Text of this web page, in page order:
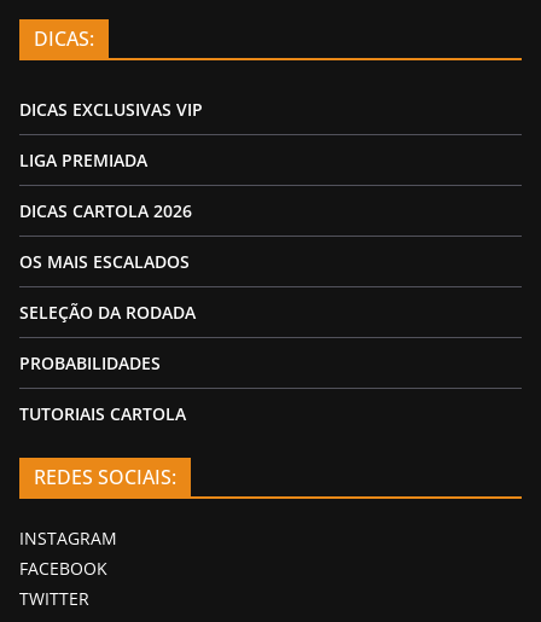
DICAS:
DICAS EXCLUSIVAS VIP
LIGA PREMIADA
DICAS CARTOLA 2026
OS MAIS ESCALADOS
SELEÇÃO DA RODADA
PROBABILIDADES
TUTORIAIS CARTOLA
REDES SOCIAIS:
INSTAGRAM
FACEBOOK
TWITTER